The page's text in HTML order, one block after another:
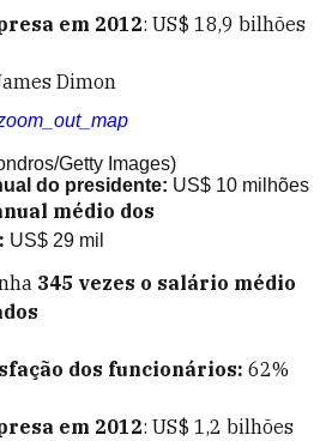
em 2012: US$ 18,9 bilhões
Dimon
Getty Images)
do presidente: US$ 10 milhões
médio dos
US$ 29 mil
345 vezes o salário médio
dos funcionários: 62%
em 2012: US$ 1,2 bilhões